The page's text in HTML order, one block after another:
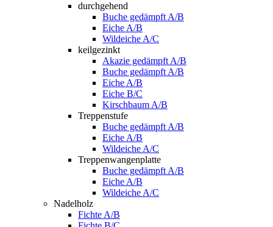
durchgehend
Buche gedämpft A/B
Eiche A/B
Wildeiche A/C
keilgezinkt
Akazie gedämpft A/B
Buche gedämpft A/B
Eiche A/B
Eiche B/C
Kirschbaum A/B
Treppenstufe
Buche gedämpft A/B
Eiche A/B
Wildeiche A/C
Treppenwangenplatte
Buche gedämpft A/B
Eiche A/B
Wildeiche A/C
Nadelholz
Fichte A/B